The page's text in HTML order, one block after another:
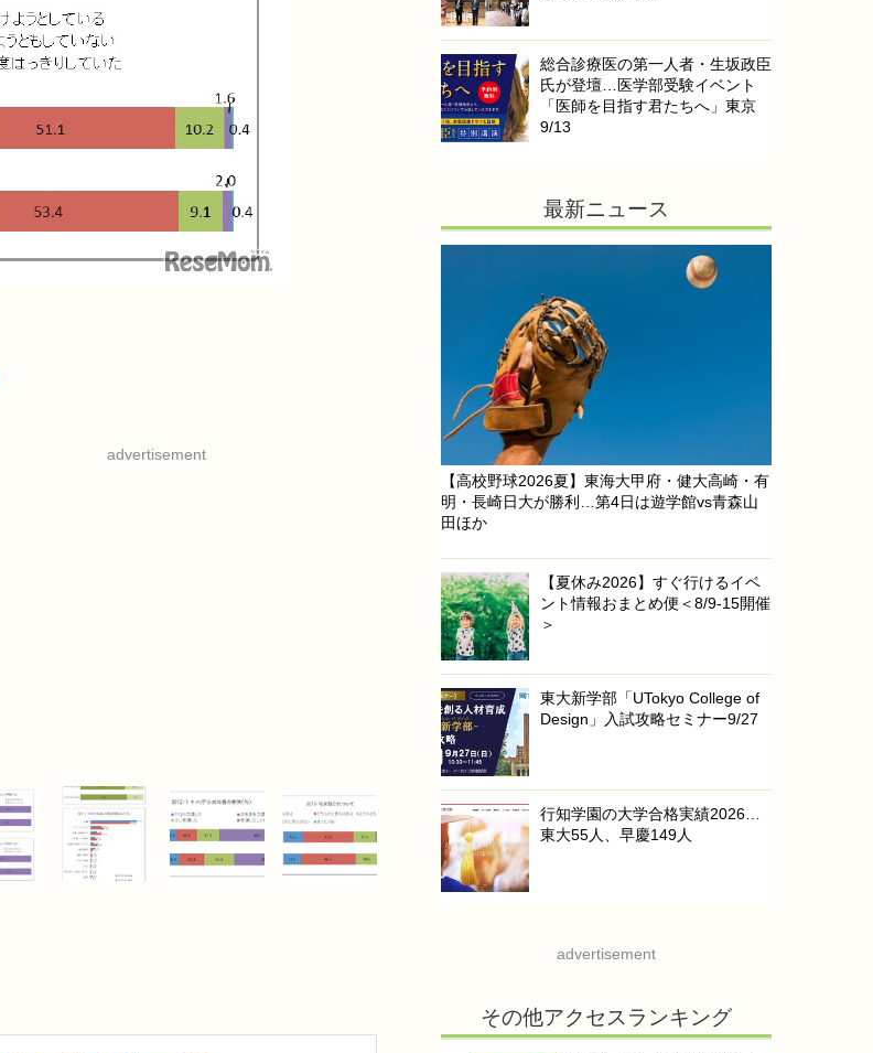
advertisement
総合診療医の第一人者・生坂政臣
氏が登壇…医学部受験イベント
「医師を目指す君たちへ」東京
9/13
最新ニュース
【高校野球2026夏】東海大甲府・健大高崎・有
明・長崎日大が勝利…第4日は遊学館vs青森山
田ほか
【夏休み2026】すぐ行けるイベ
ント情報おまとめ便＜8/9-15開催
＞
東大新学部「UTokyo College of
Design」入試攻略セミナー9/27
行知学園の大学合格実績2026…
東大55人、早慶149人
advertisement
その他アクセスランキング